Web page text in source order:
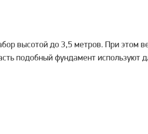
высотой до 3,5 метров. При этом
подобный фундамент используют